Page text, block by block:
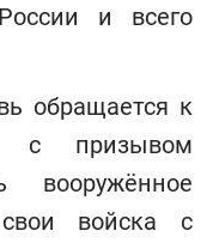
и всего
обращается к
с призывом
вооружённое
войска с